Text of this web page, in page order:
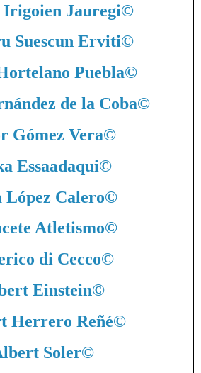
Jauregi©
Suescun Erviti©
Puebla©
de la Coba©
Gómez Vera©
Essaadaqui©
López Calero©
Atletismo©
di Cecco©
Einstein©
Herrero Reñé©
Soler©